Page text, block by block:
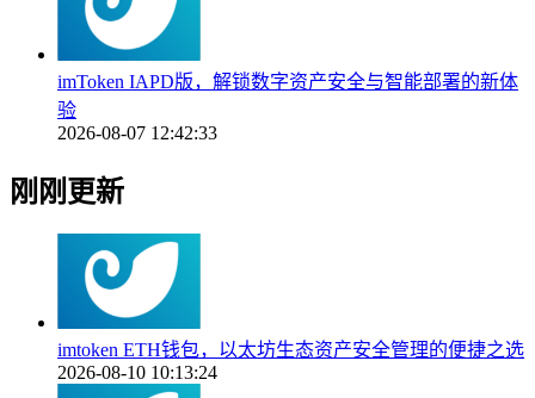
imToken IAPD版，解锁数字资产安全与智能部署的新体
验
2026-08-07 12:42:33
刚刚更新
imtoken ETH钱包，以太坊生态资产安全管理的便捷之选
2026-08-10 10:13:24